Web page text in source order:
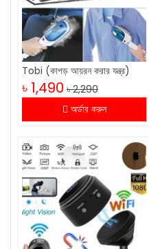
Tobi (কাপড় আয়রন করার যন্ত্র)
৳ 1,490 ৳ 2,290
অর্ডার করুন